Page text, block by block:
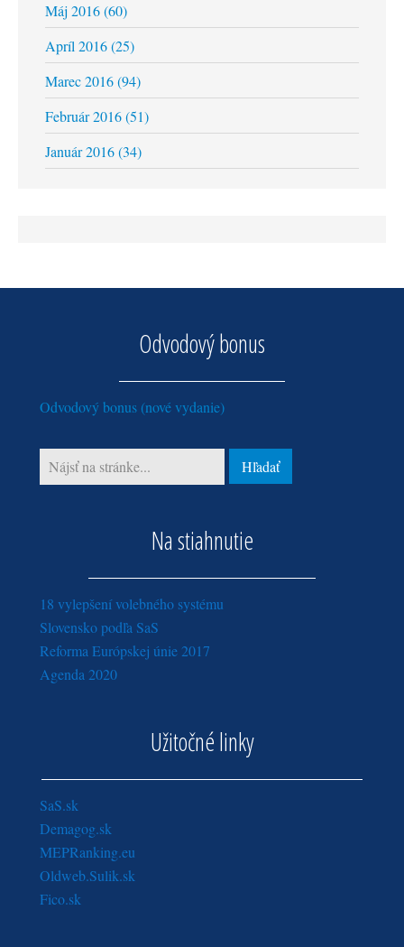
Máj 2016 (60)
Apríl 2016 (25)
Marec 2016 (94)
Február 2016 (51)
Január 2016 (34)
Odvodový bonus
Odvodový bonus (nové vydanie)
Na stiahnutie
18 vylepšení volebného systému
Slovensko podľa SaS
Reforma Európskej únie 2017
Agenda 2020
Užitočné linky
SaS.sk
Demagog.sk
MEPRanking.eu
Oldweb.Sulik.sk
Fico.sk